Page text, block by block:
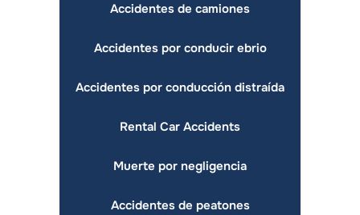
Accidentes de camiones
Accidentes por conducir ebrio
Accidentes por conducción distraída
Rental Car Accidents
Muerte por negligencia
Accidentes de peatones